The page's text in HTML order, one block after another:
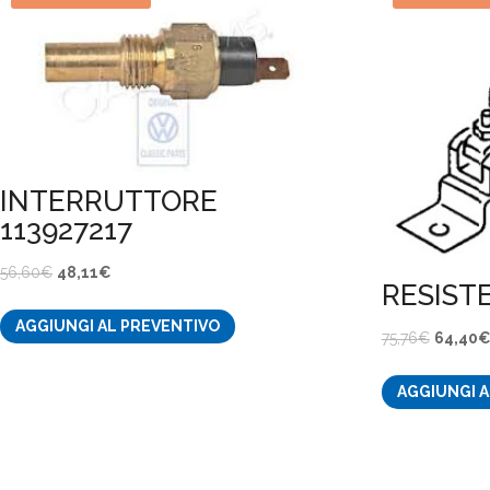
INTERRUTTORE
113927217
56,60€ Il
originale
48,11€
attuale
AGGIUNGI AL PREVENTIVO
75,76€ Il
64,40€Il
AGGIUNGI